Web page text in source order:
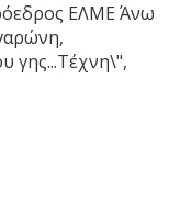
ΕΛΜΕ Άνω
γης...Τέχνη\",